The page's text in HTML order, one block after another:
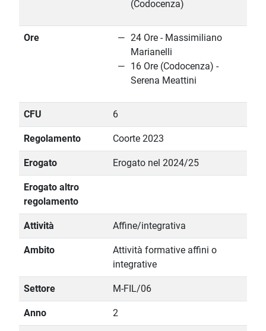
(Codocenza)
Ore
24 Ore - Massimiliano
Marianelli
16 Ore (Codocenza) -
Serena Meattini
CFU 6
Regolamento Coorte 2023
Erogato Erogato nel 2024/25
Erogato altro
regolamento
Attività Affine/integrativa
Ambito
Attività formative affini o
integrative
Settore M-FIL/06
Anno 2